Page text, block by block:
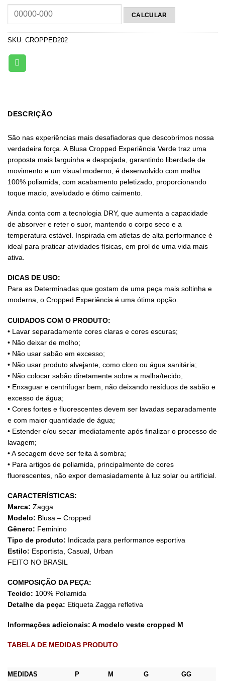
SKU: CROPPED202
DESCRIÇÃO
São nas experiências mais desafiadoras que descobrimos nossa
verdadeira força. A Blusa Cropped Experiência Verde traz uma
proposta mais larguinha e despojada, garantindo liberdade de
movimento e um visual moderno, é desenvolvido com malha
100% poliamida, com acabamento peletizado, proporcionando
toque macio, aveludado e ótimo caimento.
Ainda conta com a tecnologia DRY, que aumenta a capacidade
de absorver e reter o suor, mantendo o corpo seco e a
temperatura estável. Inspirada em atletas de alta performance é
ideal para praticar atividades físicas, em prol de uma vida mais
ativa.
DICAS DE USO:
Para as Determinadas que gostam de uma peça mais soltinha e
moderna, o Cropped Experiência é uma ótima opção.
CUIDADOS COM O PRODUTO:
• Lavar separadamente cores claras e cores escuras;
• Não deixar de molho;
• Não usar sabão em excesso;
• Não usar produto alvejante, como cloro ou água sanitária;
• Não colocar sabão diretamente sobre a malha/tecido;
• Enxaguar e centrifugar bem, não deixando resíduos de sabão e
excesso de água;
• Cores fortes e fluorescentes devem ser lavadas separadamente
e com maior quantidade de água;
• Estender e/ou secar imediatamente após finalizar o processo de
lavagem;
• A secagem deve ser feita à sombra;
• Para artigos de poliamida, principalmente de cores
fluorescentes, não expor demasiadamente à luz solar ou artificial.
CARACTERÍSTICAS:
Marca: Zagga
Modelo: Blusa – Cropped
Gênero: Feminino
Tipo de produto: Indicada para performance esportiva
Estilo: Esportista, Casual, Urban
FEITO NO BRASIL
COMPOSIÇÃO DA PEÇA:
Tecido: 100% Poliamida
Detalhe da peça: Etiqueta Zagga refletiva
Informações adicionais: A modelo veste cropped M
TABELA DE MEDIDAS PRODUTO
MEDIDAS P M G GG